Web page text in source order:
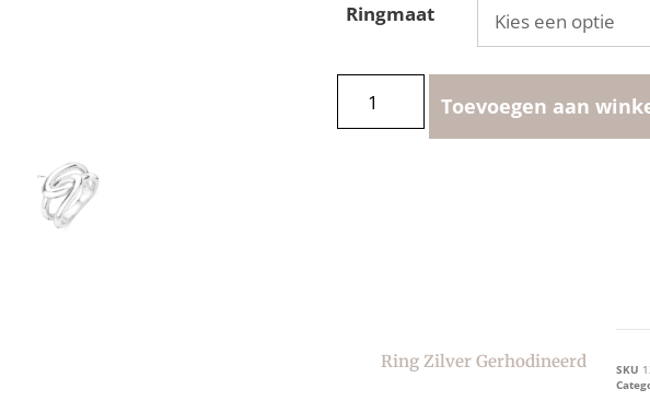
Ringmaat
Toevoegen aan
Ring Zilver Gerhodineerd SKU